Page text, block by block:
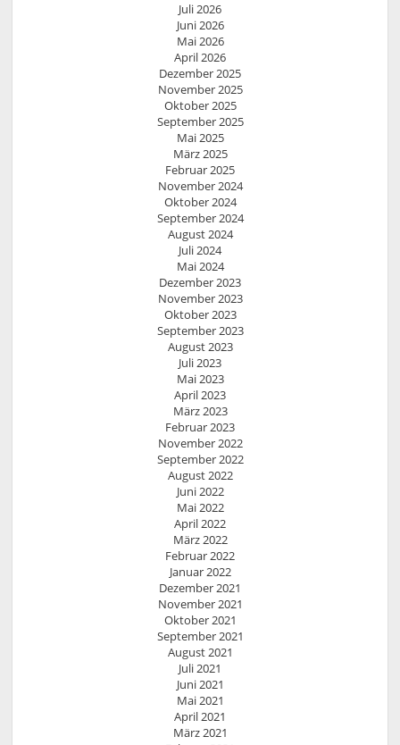
Juli 2026
Juni 2026
Mai 2026
April 2026
Dezember 2025
November 2025
Oktober 2025
September 2025
Mai 2025
März 2025
Februar 2025
November 2024
Oktober 2024
September 2024
August 2024
Juli 2024
Mai 2024
Dezember 2023
November 2023
Oktober 2023
September 2023
August 2023
Juli 2023
Mai 2023
April 2023
März 2023
Februar 2023
November 2022
September 2022
August 2022
Juni 2022
Mai 2022
April 2022
März 2022
Februar 2022
Januar 2022
Dezember 2021
November 2021
Oktober 2021
September 2021
August 2021
Juli 2021
Juni 2021
Mai 2021
April 2021
März 2021